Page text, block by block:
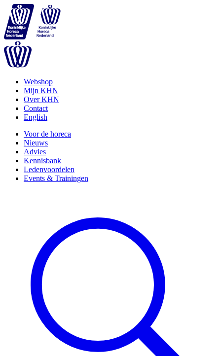
Webshop
Mijn KHN
Over KHN
Contact
English
Voor de horeca
Nieuws
Advies
Kennisbank
Ledenvoordelen
Events & Trainingen